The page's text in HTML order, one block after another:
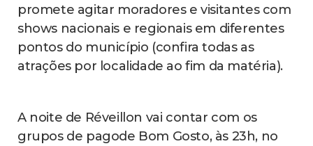
promete agitar moradores e visitantes com
shows nacionais e regionais em diferentes
pontos do município (confira todas as
atrações por localidade ao fim da matéria).
A noite de Réveillon vai contar com os
grupos de pagode Bom Gosto, às 23h, no